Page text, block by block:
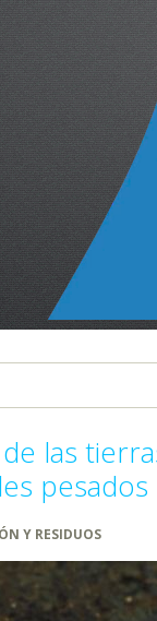
las
pesados
Y RESIDUOS